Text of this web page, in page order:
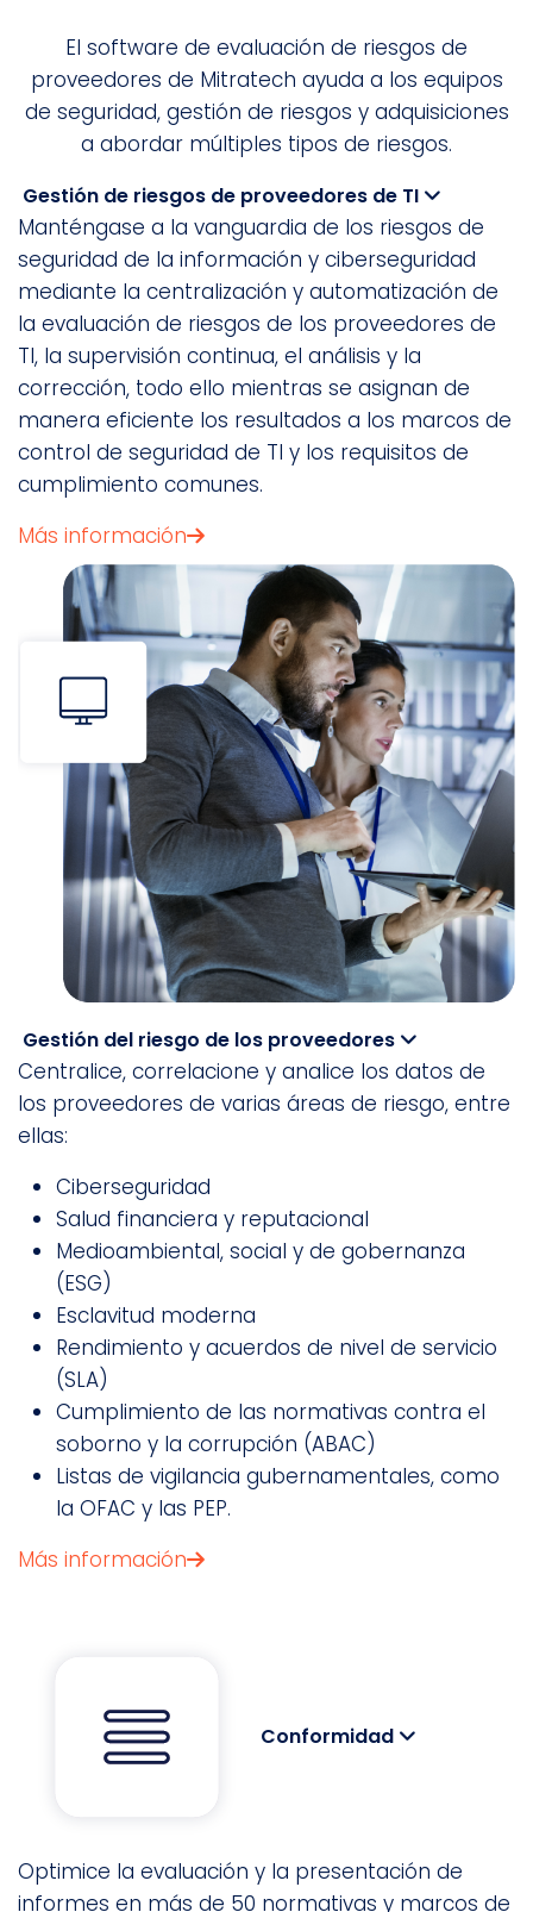
El software de evaluación de riesgos de
proveedores de Mitratech ayuda a los equipos
de seguridad, gestión de riesgos y adquisiciones
a abordar múltiples tipos de riesgos.
Gestión de riesgos de proveedores de TI
Manténgase a la vanguardia de los riesgos de
seguridad de la información y ciberseguridad
mediante la centralización y automatización de
la evaluación de riesgos de los proveedores de
TI, la supervisión continua, el análisis y la
corrección, todo ello mientras se asignan de
manera eficiente los resultados a los marcos de
control de seguridad de TI y los requisitos de
cumplimiento comunes.
Más información
Gestión del riesgo de los proveedores
Centralice, correlacione y analice los datos de
los proveedores de varias áreas de riesgo, entre
ellas:
Ciberseguridad
Salud financiera y reputacional
Medioambiental, social y de gobernanza
(ESG)
Esclavitud moderna
Rendimiento y acuerdos de nivel de servicio
(SLA)
Cumplimiento de las normativas contra el
soborno y la corrupción (ABAC)
Listas de vigilancia gubernamentales, como
la OFAC y las PEP.
Más información
Conformidad
Optimice la evaluación y la presentación de
informes en más de 50 normativas y marcos de